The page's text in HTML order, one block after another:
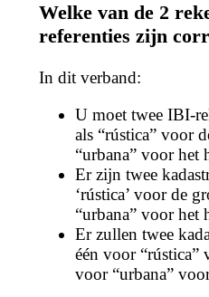
Welke van de 2
referenties zijn
In dit verband:
U moet twee IBI-
als “rústica” voor
“urbana” voor het
Er zijn twee
‘rústica’ voor de
“urbana” voor het
Er zullen twee
één voor “rústica”
voor “urbana”